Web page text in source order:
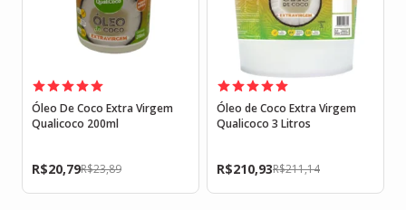
Óleo De Coco Extra Virgem
Qualicoco 200ml
R$23,89
R$20,79
Óleo de Coco Extra Virgem
Qualicoco 3 Litros
R$211,14
R$210,93